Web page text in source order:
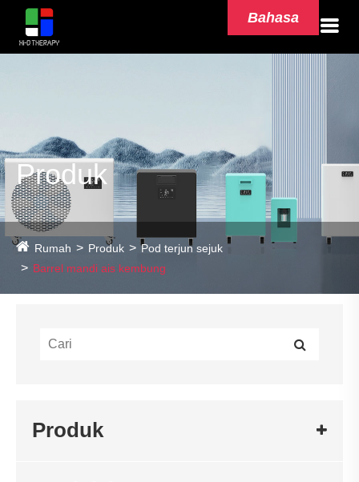
Bahasa
Produk
Rumah Produk
Pod terjun sejuk
Barrel mandi ais kembung
Produk